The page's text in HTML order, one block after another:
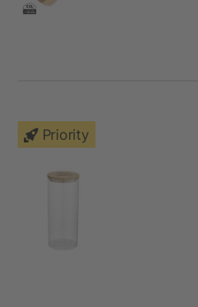
Priority